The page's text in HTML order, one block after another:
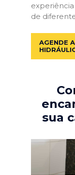
de
AGENDE
sua